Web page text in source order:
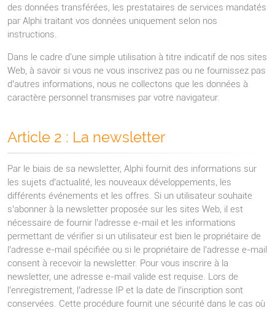
des données transférées, les prestataires de services mandatés
par Alphi traitant vos données uniquement selon nos
instructions.
Dans le cadre d'une simple utilisation à titre indicatif de nos sites
Web, à savoir si vous ne vous inscrivez pas ou ne fournissez pas
d’autres informations, nous ne collectons que les données à
caractère personnel transmises par votre navigateur.
Article 2 : La newsletter
Par le biais de sa newsletter, Alphi fournit des informations sur
les sujets d’actualité, les nouveaux développements, les
différents événements et les offres. Si un utilisateur souhaite
s’abonner à la newsletter proposée sur les sites Web, il est
nécessaire de fournir l’adresse e-mail et les informations
permettant de vérifier si un utilisateur est bien le propriétaire de
l’adresse e-mail spécifiée ou si le propriétaire de l’adresse e-mail
consent à recevoir la newsletter. Pour vous inscrire à la
newsletter, une adresse e-mail valide est requise. Lors de
l’enregistrement, l’adresse IP et la date de l’inscription sont
conservées. Cette procédure fournit une sécurité dans le cas où